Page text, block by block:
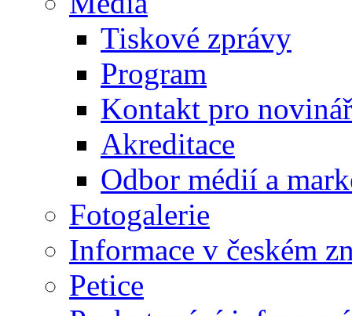
Tiskové zprávy
Program
Kontakt pro
Akreditace
Odbor médií a
Fotogalerie
Informace v českém
Petice